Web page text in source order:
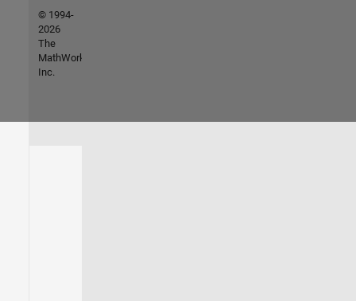
© 1994-
2026
The
MathWorks,
Inc.